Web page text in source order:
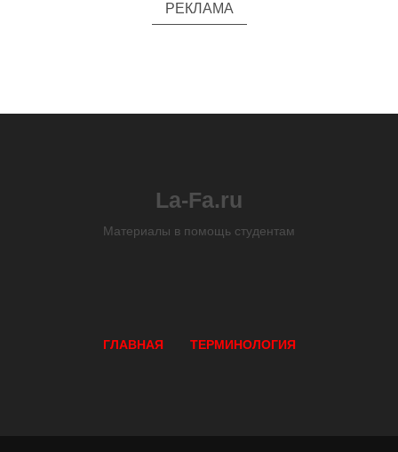
РЕКЛАМА
La-Fa.ru
Материалы в помощь студентам
ГЛАВНАЯ ТЕРМИНОЛОГИЯ